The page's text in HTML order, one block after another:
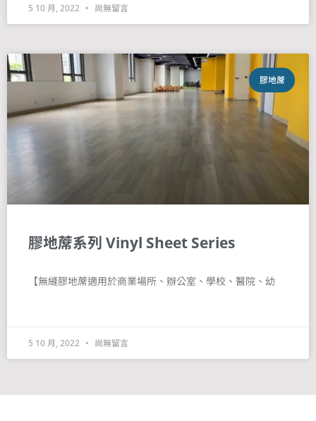
5 10 月, 2022 尚無留言
膠地蓆
膠地蓆系列 Vinyl Sheet Series
【無縫膠地蓆適用於商業場所、辦公室、學校、醫院、幼
5 10 月, 2022 尚無留言